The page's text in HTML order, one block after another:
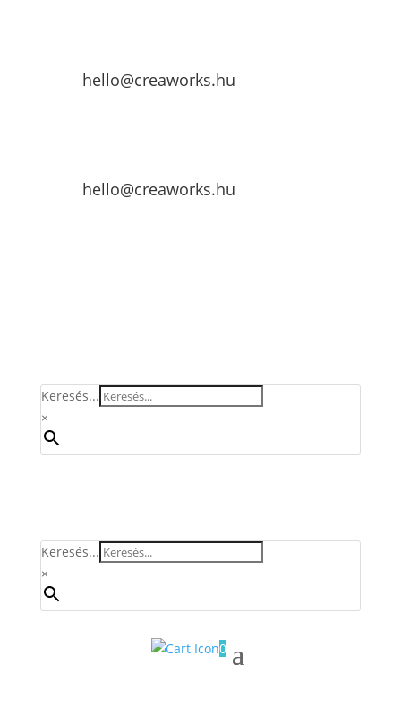
hello@creaworks.hu
hello@creaworks.hu
Keresés...
×
Keresés...
×
0